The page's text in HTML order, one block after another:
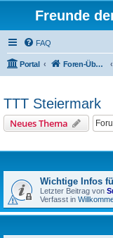
Freunde
FAQ
Portal Foren-Übersicht
TTT Steiermark
Neues Thema
Wichtige Infos
Letzter Beitrag von
Verfasst in